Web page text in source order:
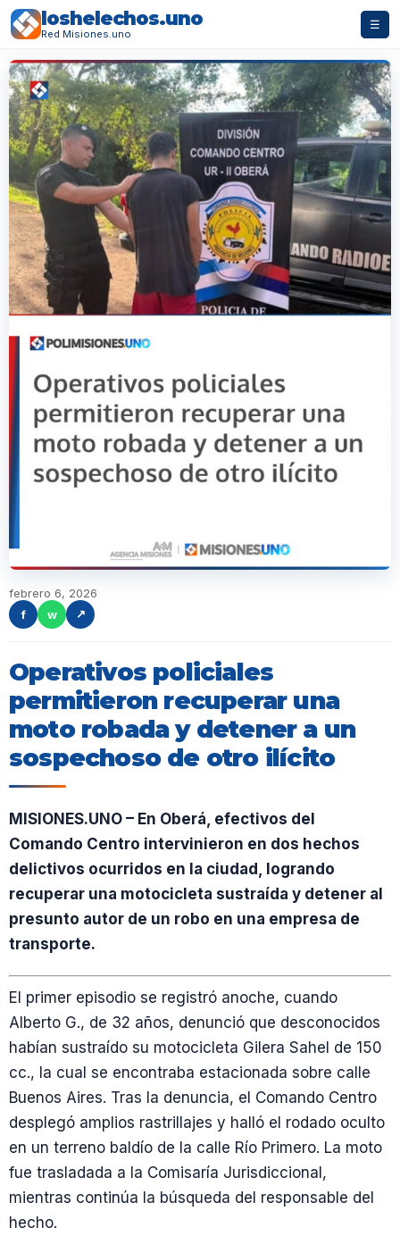
loshelechos.uno
Red Misiones.uno
☰
febrero 6, 2026
f
w ↗
Operativos policiales
permitieron recuperar una
moto robada y detener a un
sospechoso de otro ilícito
MISIONES.UNO – En Oberá, efectivos del
Comando Centro intervinieron en dos hechos
delictivos ocurridos en la ciudad, logrando
recuperar una motocicleta sustraída y detener al
presunto autor de un robo en una empresa de
transporte.
El primer episodio se registró anoche, cuando
Alberto G., de 32 años, denunció que desconocidos
habían sustraído su motocicleta Gilera Sahel de 150
cc., la cual se encontraba estacionada sobre calle
Buenos Aires. Tras la denuncia, el Comando Centro
desplegó amplios rastrillajes y halló el rodado oculto
en un terreno baldío de la calle Río Primero. La moto
fue trasladada a la Comisaría Jurisdiccional,
mientras continúa la búsqueda del responsable del
hecho.